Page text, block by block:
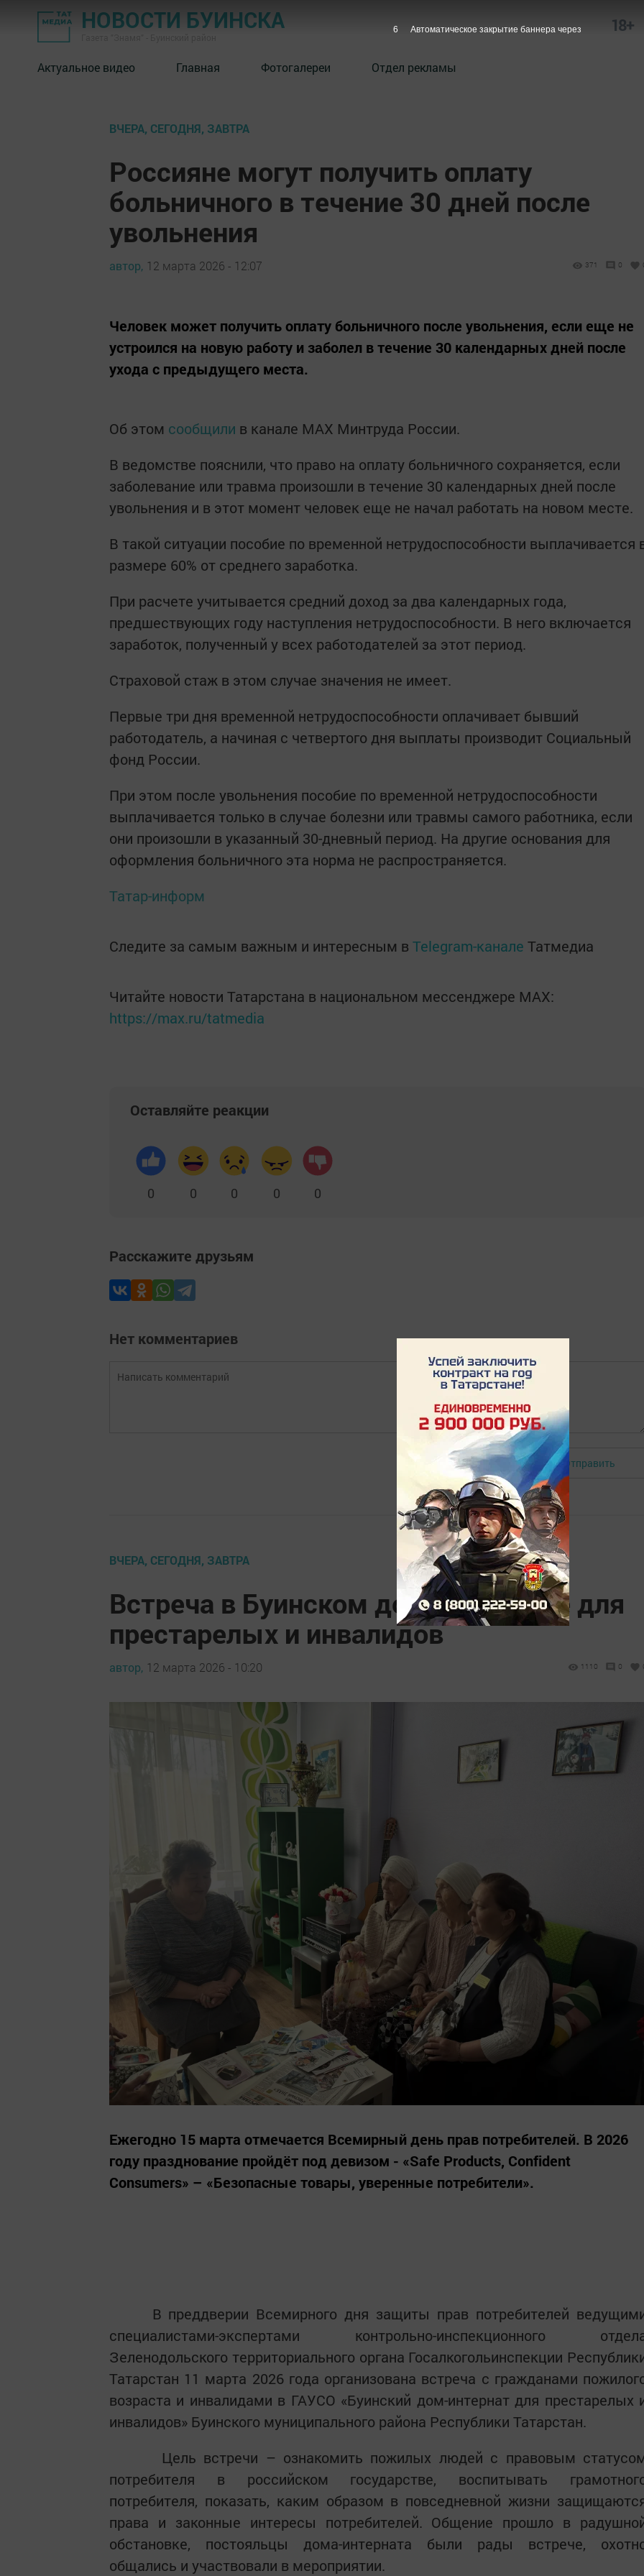
НОВОСТИ БУИНСКА 18+
Актуальное видео Главная Фотогалереи Отдел рекламы
ВЧЕРА, СЕГОДНЯ, ЗАВТРА
Россияне могут получить оплату
больничного в течение 30 дней после
увольнения
автор, 12 марта 2026 - 12:07 371 0
Человек может получить оплату больничного после увольнения, если еще не
устроился на новую работу и заболел в течение 30 календарных дней после
ухода с предыдущего места.
Об этом сообщили в канале MAX Минтруда России.
В ведомстве пояснили, что право на оплату больничного сохраняется, если
заболевание или травма произошли в течение 30 календарных дней после
увольнения и в этот момент человек еще не начал работать на новом месте.
В такой ситуации пособие по временной нетрудоспособности выплачивается
размере 60% от среднего заработка.
При расчете учитывается средний доход за два календарных года,
предшествующих году наступления нетрудоспособности. В него включается
заработок, полученный у всех работодателей за этот период.
Страховой стаж в этом случае значения не имеет.
Первые три дня временной нетрудоспособности оплачивает бывший
работодатель, а начиная с четвертого дня выплаты производит Социальный
фонд России.
При этом после увольнения пособие по временной нетрудоспособности
выплачивается только в случае болезни или травмы самого работника, если
они произошли в указанный 30-дневный период. На другие основания для
оформления больничного эта норма не распространяется.
Татар-информ
Следите за самым важным и интересным в Telegram-канале Татмедиа
Читайте новости Татарстана в национальном мессенджере MАХ:
https://max.ru/tatmedia
Оставляйте реакции
0 0 0 0 0
Расскажите друзьям
Нет комментариев
Авторизоваться Отправить
ВЧЕРА, СЕГОДНЯ, ЗАВТРА
Встреча в Буинском дом-интернате для
престарелых и инвалидов
автор, 12 марта 2026 - 10:20 1110 0
Ежегодно 15 марта отмечается Всемирный день прав потребителей. В 2026
году празднование пройдёт под девизом - «Safe Products, Confident
Consumers» – «Безопасные товары, уверенные потребители».
В преддверии Всемирного дня защиты прав потребителей
специалистами-экспертами контрольно-инспекционного
Зеленодольского территориального органа Госалкогольинспекции
Татарстан 11 марта 2026 года организована встреча с гражданами
возраста и инвалидами в ГАУСО «Буинский дом-интернат для престарелых
инвалидов» Буинского муниципального района Республики Татарстан.
Цель встречи – ознакомить пожилых людей с правовым
потребителя в российском государстве, воспитывать
потребителя, показать, каким образом в повседневной жизни
права и законные интересы потребителей. Общение прошло в
обстановке, постояльцы дома-интерната были рады встрече,
общались и участвовали в мероприятии.
5 Автоматическое закрытие баннера через